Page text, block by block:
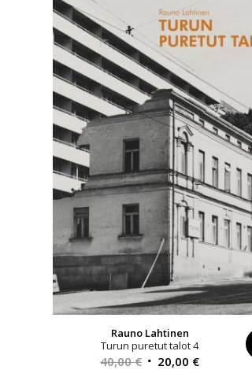
Rauno Lahtinen
Turun puretut talot 4
40,00€ Alkuperäinen
20,00 €Nykyinen